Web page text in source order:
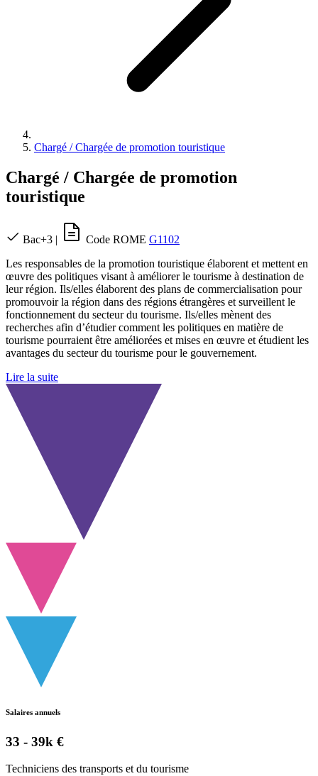
Chargé / Chargée de promotion touristique
Chargé / Chargée de promotion
touristique
Bac+3 | Code ROME G1102
Les responsables de la promotion touristique élaborent et mettent en
œuvre des politiques visant à améliorer le tourisme à destination de
leur région. Ils/elles élaborent des plans de commercialisation pour
promouvoir la région dans des régions étrangères et surveillent le
fonctionnement du secteur du tourisme. Ils/elles mènent des
recherches afin d’étudier comment les politiques en matière de
tourisme pourraient être améliorées et mises en œuvre et étudient les
avantages du secteur du tourisme pour le gouvernement.
Lire la suite
Salaires annuels
33 - 39k €
Techniciens des transports et du tourisme